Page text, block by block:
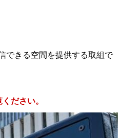
できる空間を提供する取組で
ださい。